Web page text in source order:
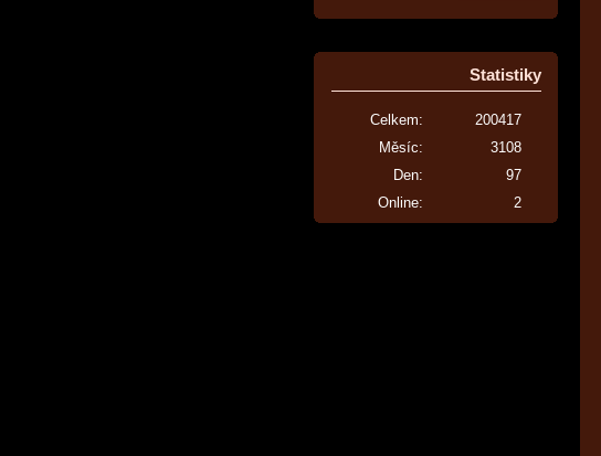
Statistiky
Online: 2
Celkem:
200417
Měsíc:
3108
Den:
97